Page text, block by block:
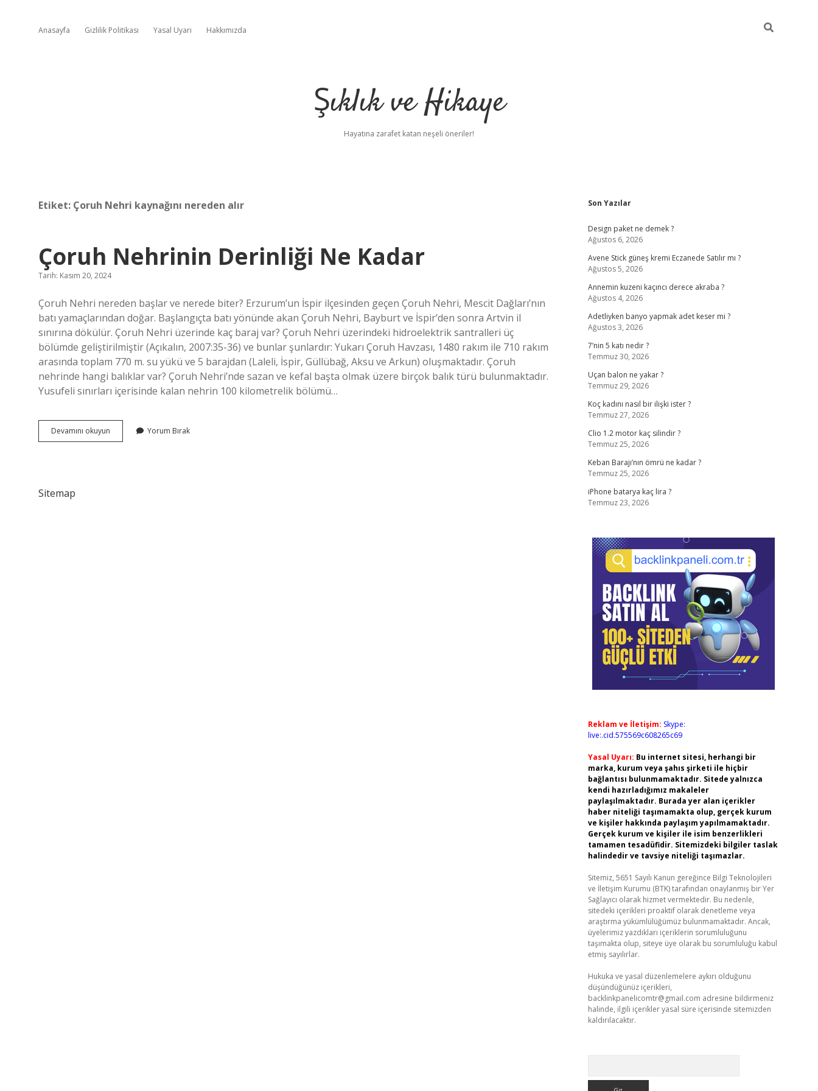
Anasayfa Gizlilik Politikası Yasal Uyarı Hakkımızda
Şıklık ve Hikaye
Hayatına zarafet katan neşeli öneriler!
Etiket: Çoruh Nehri kaynağını nereden alır
Çoruh Nehrinin Derinliği Ne Kadar
Tarih: Kasım 20, 2024
Çoruh Nehri nereden başlar ve nerede biter? Erzurum’un İspir ilçesinden geçen Çoruh Nehri, Mescit Dağları’nın
batı yamaçlarından doğar. Başlangıçta batı yönünde akan Çoruh Nehri, Bayburt ve İspir’den sonra Artvin il
sınırına dökülür. Çoruh Nehri üzerinde kaç baraj var? Çoruh Nehri üzerindeki hidroelektrik santralleri üç
bölümde geliştirilmiştir (Açıkalın, 2007:35-36) ve bunlar şunlardır: Yukarı Çoruh Havzası, 1480 rakım ile 710 rakım
arasında toplam 770 m. su yükü ve 5 barajdan (Laleli, İspir, Güllübağ, Aksu ve Arkun) oluşmaktadır. Çoruh
nehrinde hangi balıklar var? Çoruh Nehri’nde sazan ve kefal başta olmak üzere birçok balık türü bulunmaktadır.
Yusufeli sınırları içerisinde kalan nehrin 100 kilometrelik bölümü…
Devamını okuyun
Nehrinin
Yorum Bırak
Sitemap
Sidebar
Son Yazılar
Design paket ne demek ?
Ağustos 6, 2026
Avene Stick güneş kremi Eczanede Satılır mı ?
Ağustos 5, 2026
Annemin kuzeni kaçıncı derece akraba ?
Ağustos 4, 2026
Adetliyken banyo yapmak adet keser mi ?
Ağustos 3, 2026
7’nin 5 katı nedir ?
Temmuz 30, 2026
Uçan balon ne yakar ?
Temmuz 29, 2026
Koç kadını nasıl bir ilişki ister ?
Temmuz 27, 2026
Clio 1.2 motor kaç silindir ?
Temmuz 25, 2026
Keban Barajı’nın ömrü ne kadar ?
Temmuz 25, 2026
iPhone batarya kaç lira ?
Temmuz 23, 2026
Reklam ve İletişim: Skype:
live:.cid.575569c608265c69
Yasal Uyarı: Bu internet sitesi, herhangi bir
marka, kurum veya şahıs şirketi ile hiçbir
bağlantısı bulunmamaktadır. Sitede yalnızca
kendi hazırladığımız makaleler
paylaşılmaktadır. Burada yer alan içerikler
haber niteliği taşımamakta olup, gerçek kurum
ve kişiler hakkında paylaşım yapılmamaktadır.
Gerçek kurum ve kişiler ile isim benzerlikleri
tamamen tesadüfidir. Sitemizdeki bilgiler taslak
halindedir ve tavsiye niteliği taşımazlar.
Sitemiz, 5651 Sayılı Kanun gereğince Bilgi Teknolojileri
ve İletişim Kurumu (BTK) tarafından onaylanmış bir Yer
Sağlayıcı olarak hizmet vermektedir. Bu nedenle,
sitedeki içerikleri proaktif olarak denetleme veya
araştırma yükümlülüğümüz bulunmamaktadır. Ancak,
üyelerimiz yazdıkları içeriklerin sorumluluğunu
taşımakta olup, siteye üye olarak bu sorumluluğu kabul
etmiş sayılırlar.
Hukuka ve yasal düzenlemelere aykırı olduğunu
düşündüğünüz içerikleri,
backlinkpanelicomtr@gmail.com adresine bildirmeniz
halinde, ilgili içerikler yasal süre içerisinde sitemizden
kaldırılacaktır.